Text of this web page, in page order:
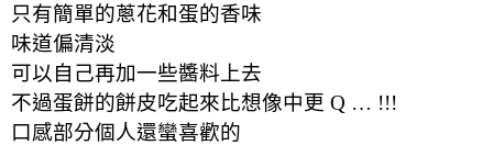
只有簡單的蔥花和蛋的香味
味道偏清淡
可以自己再加一些醬料上去
不過蛋餅的餅皮吃起來比想像中更 Q … !!!
口感部分個人還蠻喜歡的